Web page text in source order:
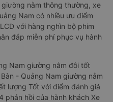
nằm thông thường, xe
Nam có nhiều ưu điểm
với hàng nghìn bộ phim
đắp miễn phí phục vụ hành
Nam giường nằm đôi tốt
- Quảng Nam giường nằm
lượng Tốt với điểm đánh giá
hồi của hành khách Xe